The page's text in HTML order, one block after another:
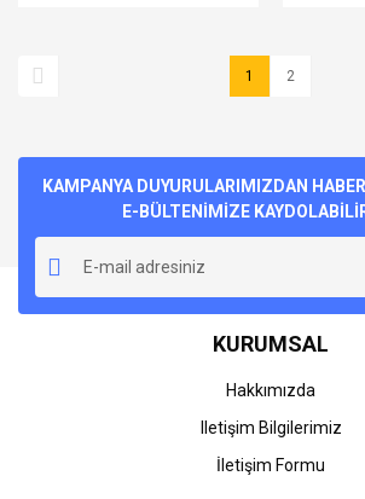
1 2
KAMPANYA DUYURULARIMIZDAN
E-BÜLTENİMİZE
KURUMSAL
Hakkımızda
Iletişim Bilgilerimiz
İletişim Formu